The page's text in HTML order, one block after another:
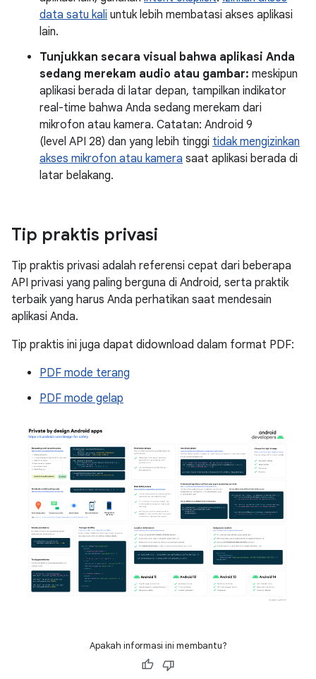
data satu kali untuk lebih membatasi akses aplikasi
lain.
Tunjukkan secara visual bahwa aplikasi Anda
sedang merekam audio atau gambar: meskipun
aplikasi berada di latar depan, tampilkan indikator
real-time bahwa Anda sedang merekam dari
mikrofon atau kamera. Catatan: Android 9
(level API 28) dan yang lebih tinggi tidak mengizinkan
akses mikrofon atau kamera saat aplikasi berada di
latar belakang.
Tip praktis privasi
Tip praktis privasi adalah referensi cepat dari beberapa
API privasi yang paling berguna di Android, serta praktik
terbaik yang harus Anda perhatikan saat mendesain
aplikasi Anda.
Tip praktis ini juga dapat didownload dalam format PDF:
PDF mode terang
PDF mode gelap
Apakah informasi ini membantu?